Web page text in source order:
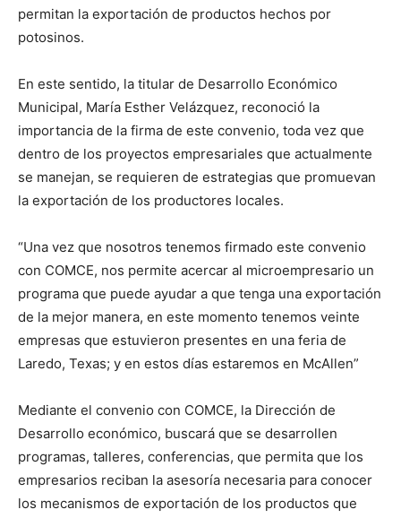
permitan la exportación de productos hechos por
potosinos.
En este sentido, la titular de Desarrollo Económico
Municipal, María Esther Velázquez, reconoció la
importancia de la firma de este convenio, toda vez que
dentro de los proyectos empresariales que actualmente
se manejan, se requieren de estrategias que promuevan
la exportación de los productores locales.
“Una vez que nosotros tenemos firmado este convenio
con COMCE, nos permite acercar al microempresario un
programa que puede ayudar a que tenga una exportación
de la mejor manera, en este momento tenemos veinte
empresas que estuvieron presentes en una feria de
Laredo, Texas; y en estos días estaremos en McAllen”
Mediante el convenio con COMCE, la Dirección de
Desarrollo económico, buscará que se desarrollen
programas, talleres, conferencias, que permita que los
empresarios reciban la asesoría necesaria para conocer
los mecanismos de exportación de los productos que